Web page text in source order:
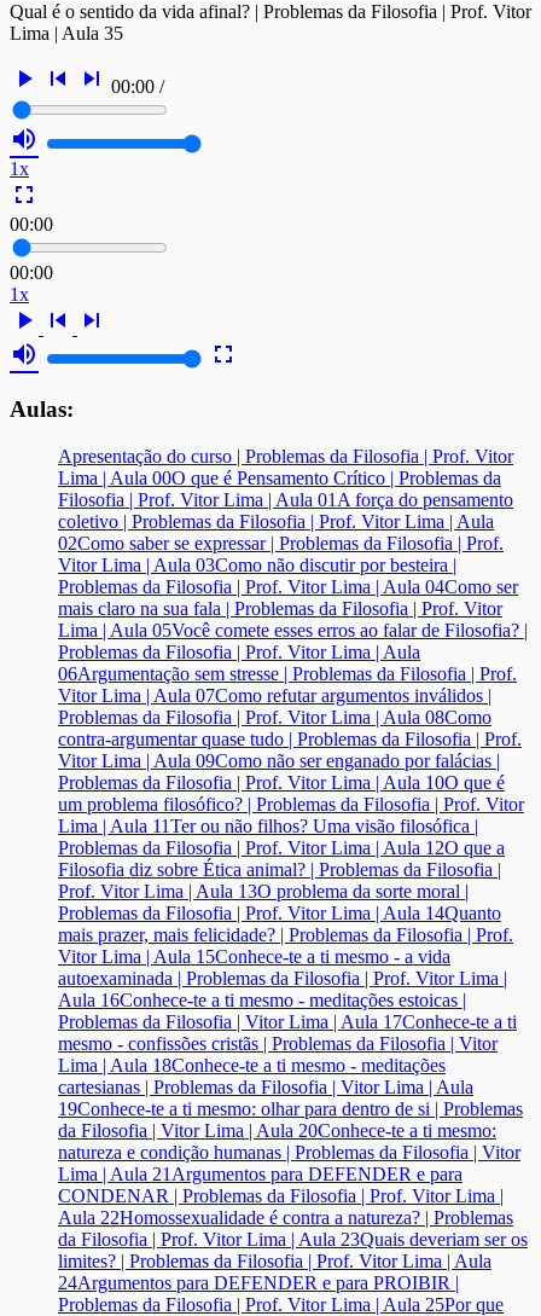
Qual é o sentido da vida afinal? | Problemas da Filosofia | Prof. Vitor
Lima | Aula 35
play_arrow skip_previous skip_next 00:00 /
volume_up
1x
fullscreen
00:00
00:00
1x
play_arrow skip_previous
skip_next
volume_up
fullscreen
Aulas:
Apresentação do curso | Problemas da Filosofia | Prof. Vitor
Lima | Aula 00O que é Pensamento Crítico | Problemas da
Filosofia | Prof. Vitor Lima | Aula 01 A força do pensamento
coletivo | Problemas da Filosofia | Prof. Vitor Lima | Aula
02Como saber se expressar | Problemas da Filosofia | Prof.
Vitor Lima | Aula 03Como não discutir por besteira |
Problemas da Filosofia | Prof. Vitor Lima | Aula 04Como ser
mais claro na sua fala | Problemas da Filosofia | Prof. Vitor
Lima | Aula 05Você comete esses erros ao falar de Filosofia? |
Problemas da Filosofia | Prof. Vitor Lima | Aula
06Argumentação sem stresse | Problemas da Filosofia | Prof.
Vitor Lima | Aula 07Como refutar argumentos inválidos |
Problemas da Filosofia | Prof. Vitor Lima | Aula 08Como
contra-argumentar quase tudo | Problemas da Filosofia | Prof.
Vitor Lima | Aula 09Como não ser enganado por falácias |
Problemas da Filosofia | Prof. Vitor Lima | Aula 10O que é
um problema filosófico? | Problemas da Filosofia | Prof. Vitor
Lima | Aula 11Ter ou não filhos? Uma visão filosófica |
Problemas da Filosofia | Prof. Vitor Lima | Aula 12O que a
Filosofia diz sobre Ética animal? | Problemas da Filosofia |
Prof. Vitor Lima | Aula 13O problema da sorte moral |
Problemas da Filosofia | Prof. Vitor Lima | Aula 14Quanto
mais prazer, mais felicidade? | Problemas da Filosofia | Prof.
Vitor Lima | Aula 15Conhece-te a ti mesmo - a vida
autoexaminada | Problemas da Filosofia | Prof. Vitor Lima |
Aula 16Conhece-te a ti mesmo - meditações estoicas |
Problemas da Filosofia | Vitor Lima | Aula 17Conhece-te a ti
mesmo - confissões cristãs | Problemas da Filosofia | Vitor
Lima | Aula 18Conhece-te a ti mesmo - meditações
cartesianas | Problemas da Filosofia | Vitor Lima | Aula
19Conhece-te a ti mesmo: olhar para dentro de si | Problemas
da Filosofia | Vitor Lima | Aula 20Conhece-te a ti mesmo:
natureza e condição humanas | Problemas da Filosofia | Vitor
Lima | Aula 21 Argumentos para DEFENDER e para
CONDENAR | Problemas da Filosofia | Prof. Vitor Lima |
Aula 22Homossexualidade é contra a natureza? | Problemas
da Filosofia | Prof. Vitor Lima | Aula 23Quais deveriam ser os
limites? | Problemas da Filosofia | Prof. Vitor Lima | Aula
24Argumentos para DEFENDER e para PROIBIR |
Problemas da Filosofia | Prof. Vitor Lima | Aula 25Por que